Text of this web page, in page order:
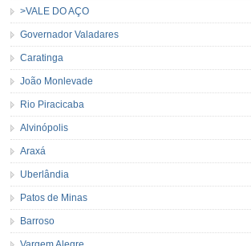
>VALE DO AÇO
Governador Valadares
Caratinga
João Monlevade
Rio Piracicaba
Alvinópolis
Araxá
Uberlândia
Patos de Minas
Barroso